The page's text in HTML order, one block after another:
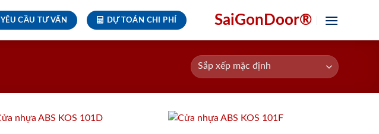
YÊU CẦU TƯ VẤN DỰ TOÁN CHI PHÍ SaiGonDoor®